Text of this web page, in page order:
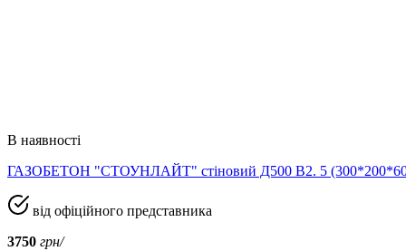
В наявності
ГАЗОБЕТОН "СТОУНЛАЙТ" стіновий Д500 В2. 5
від офіційного представника
3750 грн/